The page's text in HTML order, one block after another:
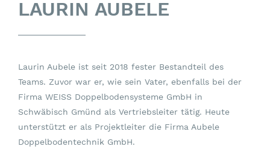
LAURIN AUBELE
Laurin Aubele ist seit 2018 fester Bestandteil des
Teams. Zuvor war er, wie sein Vater, ebenfalls bei der
Firma WEISS Doppelbodensysteme GmbH in
Schwäbisch Gmünd als Vertriebsleiter tätig. Heute
unterstützt er als Projektleiter die Firma Aubele
Doppelbodentechnik GmbH.